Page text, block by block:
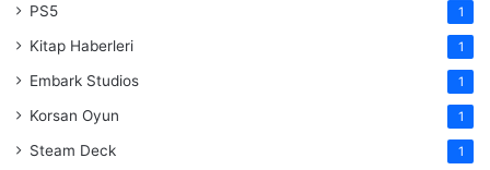
PS5 1
Kitap Haberleri 1
Embark Studios 1
Korsan Oyun 1
Steam Deck 1